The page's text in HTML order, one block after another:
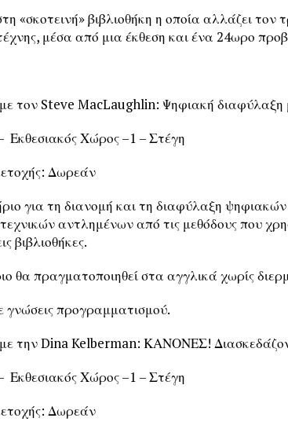
«σκοτεινή» βιβλιοθήκη η οποία αλλάζει
μέσα από μια έκθεση και ένα 24ωρο
τον Steve MacLaughlin: Ψηφιακή διαφύλαξη
Εκθεσιακός Χώρος –1 – Στέγη
Δωρεάν
για τη διανομή και τη διαφύλαξη
αντλημένων από τις μεθόδους που
βιβλιοθήκες.
θα πραγματοποιηθεί στα αγγλικά χωρίς
γνώσεις προγραμματισμού.
την Dina Kelberman: ΚΑΝΟΝΕΣ!
Εκθεσιακός Χώρος –1 – Στέγη
Δωρεάν